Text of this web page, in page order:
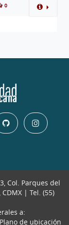
0
Col. Parques del
CDMX | Tel. (55)
a:
de ubicación